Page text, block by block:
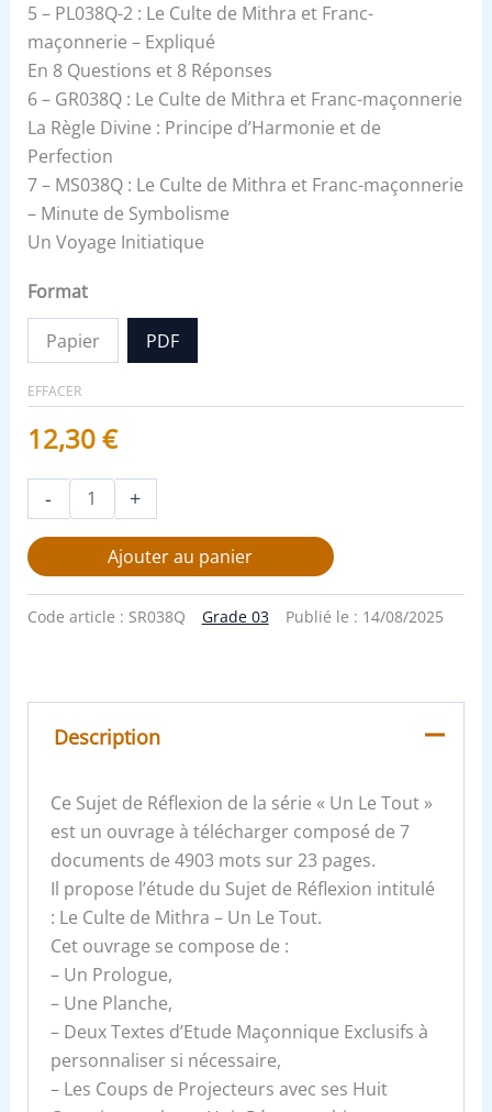
5 – PL038Q-2 : Le Culte de Mithra et Franc-
maçonnerie – Expliqué
En 8 Questions et 8 Réponses
6 – GR038Q : Le Culte de Mithra et Franc-maçonnerie
La Règle Divine : Principe d’Harmonie et de
Perfection
7 – MS038Q : Le Culte de Mithra et Franc-maçonnerie
– Minute de Symbolisme
Un Voyage Initiatique
Format
Papier PDF
EFFACER
12,30€
- +
Ajouter au panier
Code article : SR038Q Grade 03 Publié le : 14/08/2025
Description
Ce Sujet de Réflexion de la série « Un Le Tout »
est un ouvrage à télécharger composé de 7
documents de 4903 mots sur 23 pages.
Il propose l’étude du Sujet de Réflexion intitulé
: Le Culte de Mithra – Un Le Tout.
Cet ouvrage se compose de :
– Un Prologue,
– Une Planche,
– Deux Textes d’Etude Maçonnique Exclusifs à
personnaliser si nécessaire,
– Les Coups de Projecteurs avec ses Huit